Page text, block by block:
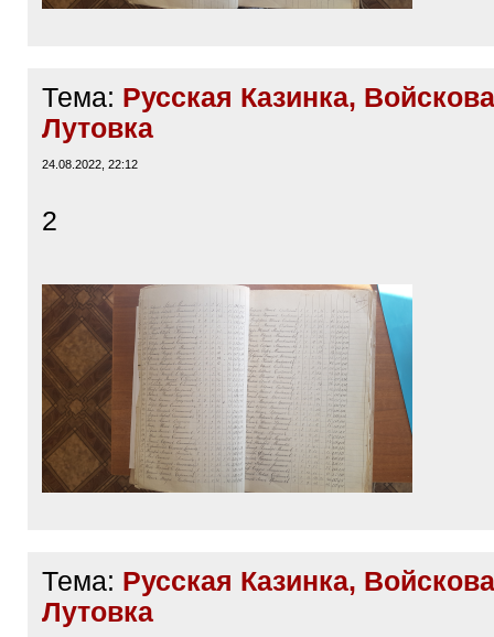
Тема: Русская Казинка,
Лутовка
24.08.2022, 22:12
2
Тема: Русская Казинка,
Лутовка